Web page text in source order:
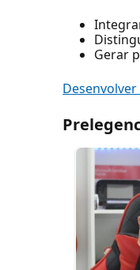
Gerar